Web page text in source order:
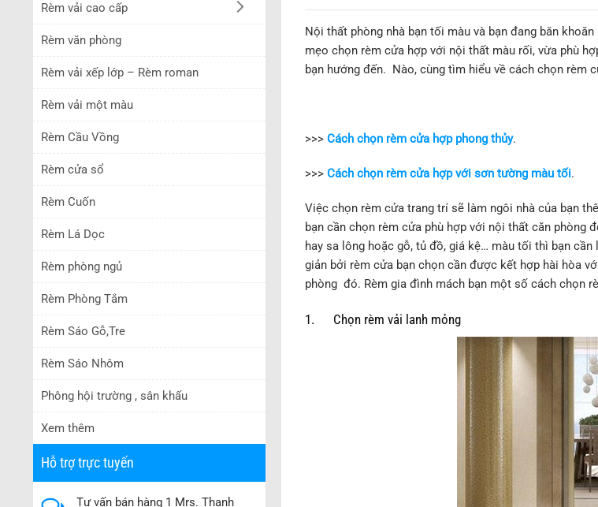
Rèm vải cao cấp
Rèm văn phòng
Rèm vải xếp lớp – Rèm roman
Rèm vải một màu
Rèm Cầu Vồng
Rèm cửa sổ
Rèm Cuốn
Rèm Lá Dọc
Rèm phòng ngủ
Rèm Phòng Tắm
Rèm Sáo Gỗ,Tre
Rèm Sáo Nhôm
Phông hội trường , sân khấu
Xem thêm
Hỗ trợ trực tuyến
Tư vấn bán hàng 1 Mrs. Thanh
Nội thất phòng nhà bạn tối màu và bạn đang băn
mẹo chọn rèm cửa hợp với nội thất màu rối, vừa phù
bạn hướng đến. Nào, cùng tìm hiểu về cách chọn rèm
>>> Cách chọn rèm cửa hợp phong thủy.
>>> Cách chọn rèm cửa hợp với sơn tường màu tối.
Việc chọn rèm cửa trang trí sẽ làm ngôi nhà của bạn
bạn cần chọn rèm cửa phù hợp với nội thất căn
hay sa lông hoặc gỗ, tủ đồ, giá kệ… màu tối thì bạn
giản bởi rèm cửa bạn chọn cần được kết hợp hài hòa
phòng đó. Rèm gia đình mách bạn một số cách chọn
1. Chọn rèm vải lanh mỏng